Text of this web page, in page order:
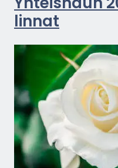
lin­nat